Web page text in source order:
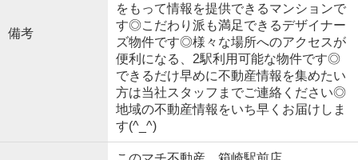
備考
をもって情報を提供できるマンションで
す◎こだわり派も満足できるデザイナー
ズ物件です◎様々な場所へのアクセスが
便利になる、2駅利用可能な物件です◎
できるだけ早めに不動産情報を集めたい
方は当社スタッフまでご連絡ください◎
地域の不動産情報をいち早くお届けしま
す(^_^)